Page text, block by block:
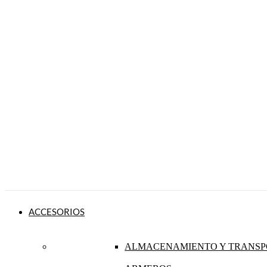
ACCESORIOS
ALMACENAMIENTO Y